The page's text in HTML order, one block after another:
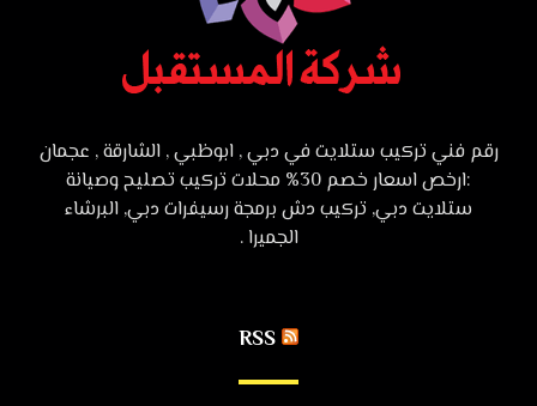
رقم فني تركيب ستلايت في دبي , ابوظبي , الشارقة , عجمان
:ارخص اسعار خصم 30% محلات تركيب تصليح وصيانة
ستلايت دبي, تركيب دش برمجة رسيفرات دبي, البرشاء
الجميرا .
RSS